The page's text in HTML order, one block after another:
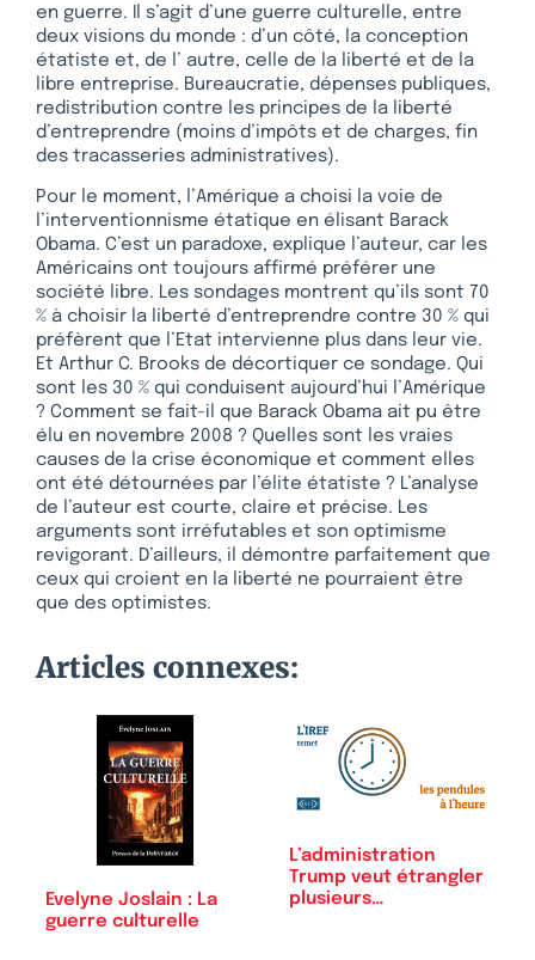
en guerre. Il s’agit d’une guerre culturelle, entre
deux visions du monde : d’un côté, la conception
étatiste et, de l’ autre, celle de la liberté et de la
libre entreprise. Bureaucratie, dépenses publiques,
redistribution contre les principes de la liberté
d’entreprendre (moins d’impôts et de charges, fin
des tracasseries administratives).
Pour le moment, l’Amérique a choisi la voie de
l’interventionnisme étatique en élisant Barack
Obama. C’est un paradoxe, explique l’auteur, car les
Américains ont toujours affirmé préférer une
société libre. Les sondages montrent qu’ils sont 70
% à choisir la liberté d’entreprendre contre 30 % qui
préfèrent que l’Etat intervienne plus dans leur vie.
Et Arthur C. Brooks de décortiquer ce sondage. Qui
sont les 30 % qui conduisent aujourd’hui l’Amérique
? Comment se fait-il que Barack Obama ait pu être
élu en novembre 2008 ? Quelles sont les vraies
causes de la crise économique et comment elles
ont été détournées par l’élite étatiste ? L’analyse
de l’auteur est courte, claire et précise. Les
arguments sont irréfutables et son optimisme
revigorant. D’ailleurs, il démontre parfaitement que
ceux qui croient en la liberté ne pourraient être
que des optimistes.
Articles connexes:
Evelyne Joslain : La
guerre culturelle
L’administration
Trump veut étrangler
plusieurs…